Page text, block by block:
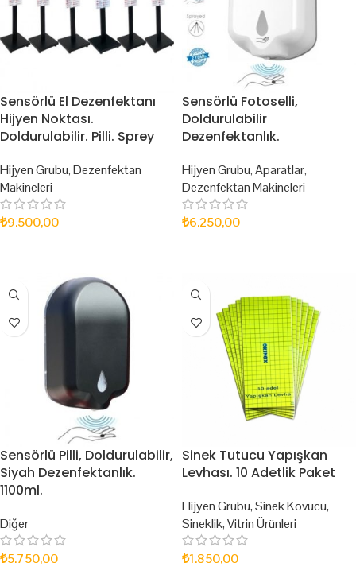
Sensörlü El Dezenfektanı
Hijyen Noktası.
Doldurulabilir. Pilli. Sprey
Hijyen Grubu,Dezenfektan
Makineleri
₺9.500,00
Sensörlü Fotoselli,
Doldurulabilir
Dezenfektanlık.
Hijyen Grubu,Aparatlar,
Dezenfektan Makineleri
₺6.250,00
Sensörlü Pilli, Doldurulabilir,
Siyah Dezenfektanlık.
1100ml.
Diğer
₺5.750,00
Sinek Tutucu Yapışkan
Levhası. 10 Adetlik Paket
Hijyen Grubu,Sinek Kovucu,
Sineklik,Vitrin Ürünleri
₺1.850,00